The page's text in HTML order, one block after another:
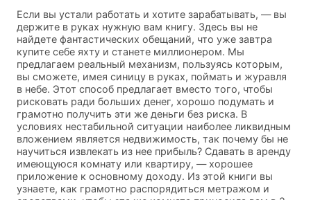
Если вы устали работать и хотите зарабатывать, — вы
держите в руках нужную вам книгу. Здесь вы не
найдете фантастических обещаний, что уже завтра
купите себе яхту и станете миллионером. Мы
предлагаем реальный механизм, пользуясь которым,
вы сможете, имея синицу в руках, поймать и журавля
в небе. Этот способ предлагает вместо того, чтобы
рисковать ради больших денег, хорошо подумать и
грамотно получить эти же деньги без риска. В
условиях нестабильной ситуации наиболее ликвидным
вложением является недвижимость, так почему бы не
научиться извлекать из нее прибыль? Сдавать в аренду
имеющуюся комнату или квартиру, — хорошее
приложение к основному доходу. Из этой книги вы
узнаете, как грамотно распорядиться метражом и